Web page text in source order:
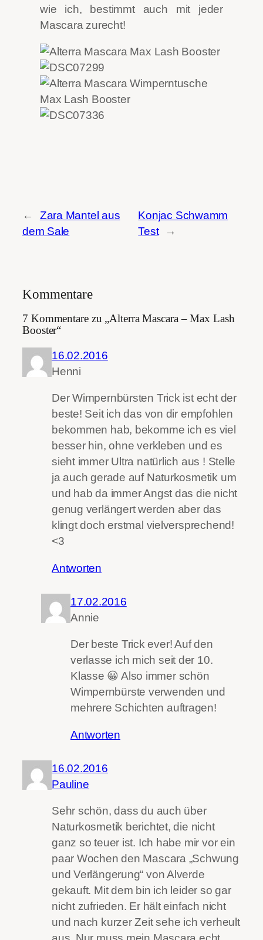
wie ich, bestimmt auch mit jeder
Mascara zurecht!
←
Zara Mantel aus
dem Sale
Konjac Schwamm
Test
→
Kommentare
7 Kommentare zu „Alterra Mascara – Max Lash
Booster“
16.02.2016
Henni
Der Wimpernbürsten Trick ist echt der
beste! Seit ich das von dir empfohlen
bekommen hab, bekomme ich es viel
besser hin, ohne verkleben und es
sieht immer Ultra natürlich aus ! Stelle
ja auch gerade auf Naturkosmetik um
und hab da immer Angst das die nicht
genug verlängert werden aber das
klingt doch erstmal vielversprechend!
<3
Antworten
17.02.2016
Annie
Der beste Trick ever! Auf den
verlasse ich mich seit der 10.
Klasse 😀 Also immer schön
Wimpernbürste verwenden und
mehrere Schichten auftragen!
Antworten
16.02.2016
Pauline
Sehr schön, dass du auch über
Naturkosmetik berichtet, die nicht
ganz so teuer ist. Ich habe mir vor ein
paar Wochen den Mascara „Schwung
und Verlängerung“ von Alverde
gekauft. Mit dem bin ich leider so gar
nicht zufrieden. Er hält einfach nicht
und nach kurzer Zeit sehe ich verheult